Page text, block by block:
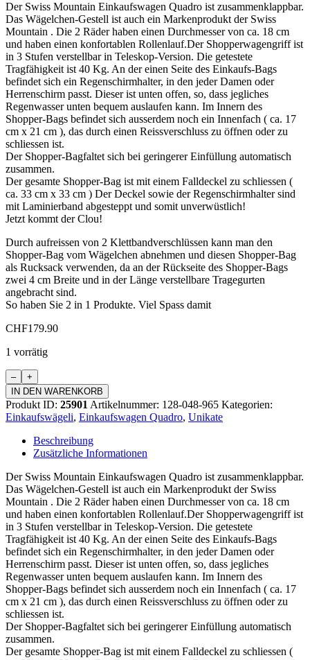
Der Swiss Mountain Einkaufswagen Quadro ist zusammenklappbar.
Das Wägelchen-Gestell ist auch ein Markenprodukt der Swiss
Mountain . Die 2 Räder haben einen Durchmesser von ca. 18 cm
und haben einen konfortablen Rollenlauf.Der Shopperwagengriff ist
in 3 Stufen verstellbar in Teleskop-Version. Die getestete
Tragfähigkeit ist 40 Kg. An der einen Seite des Einkaufs-Bags
befindet sich ein Regenschirmhalter, in den jeder Damen oder
Herrenschirm passt. Dieser ist unten offen, so, dass jegliches
Regenwasser unten bequem auslaufen kann. Im Innern des
Shopper-Bags befindet sich ausserdem noch ein Innenfach ( ca. 17
cm x 21 cm ), das durch einen Reissverschluss zu öffnen oder zu
schliessen ist.
Der Shopper-Bagfaltet sich bei geringerer Einfüllung automatisch
zusammen.
Der gesamte Shopper-Bag ist mit einem Falldeckel zu schliessen (
ca. 33 cm x 33 cm ) Der Deckel sowie der Regenschirmhalter sind
mit Laminierband abgesteppt und somit unverwüstlich!
Jetzt kommt der Clou!
Durch aufreissen von 2 Klettbandverschlüssen kann man den
Shopper-Bag vom Wägelchen abnehmen und diesen Shopper-Bag
als Rucksack verwenden, da an der Rückseite des Shopper-Bags
zwei 4 cm Breite und in der Länge verstellbare Tragegurten
angebracht sind.
So haben Sie 2 in 1 Produkte. Viel Spass damit
CHF179.90
1 vorrätig
Einkaufswagen
Quadro
Menge
IN DEN WARENKORB
Produkt ID: 25901 Artikelnummer: 128-048-965 Kategorien:
Einkaufswägeli, Einkaufswagen Quadro, Unikate
Beschreibung
Zusätzliche Informationen
Der Swiss Mountain Einkaufswagen Quadro ist zusammenklappbar.
Das Wägelchen-Gestell ist auch ein Markenprodukt der Swiss
Mountain . Die 2 Räder haben einen Durchmesser von ca. 18 cm
und haben einen konfortablen Rollenlauf.Der Shopperwagengriff ist
in 3 Stufen verstellbar in Teleskop-Version. Die getestete
Tragfähigkeit ist 40 Kg. An der einen Seite des Einkaufs-Bags
befindet sich ein Regenschirmhalter, in den jeder Damen oder
Herrenschirm passt. Dieser ist unten offen, so, dass jegliches
Regenwasser unten bequem auslaufen kann. Im Innern des
Shopper-Bags befindet sich ausserdem noch ein Innenfach ( ca. 17
cm x 21 cm ), das durch einen Reissverschluss zu öffnen oder zu
schliessen ist.
Der Shopper-Bagfaltet sich bei geringerer Einfüllung automatisch
zusammen.
Der gesamte Shopper-Bag ist mit einem Falldeckel zu schliessen (